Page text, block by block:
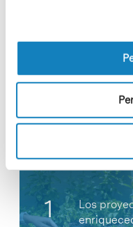
información sobre
la Política de cookies
Noticias más
Los